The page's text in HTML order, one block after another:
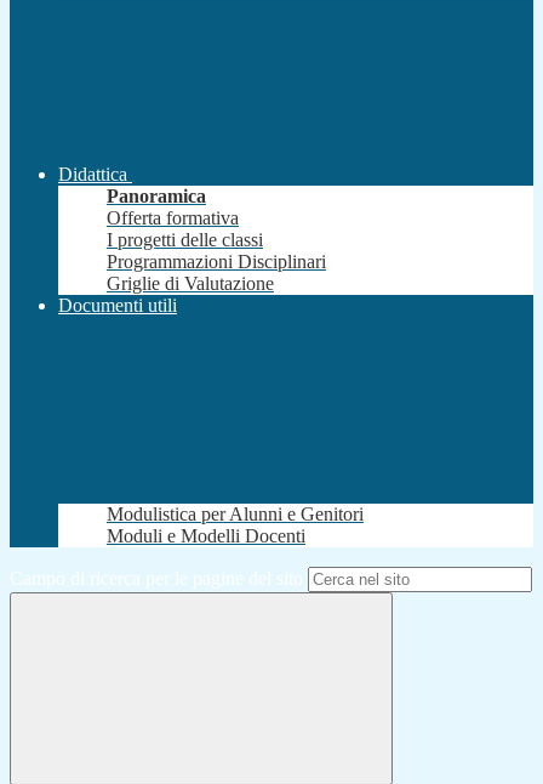
Didattica
Panoramica
Offerta formativa
I progetti delle classi
Programmazioni Disciplinari
Griglie di Valutazione
Documenti utili
Modulistica per Alunni e Genitori
Moduli e Modelli Docenti
Campo di ricerca per le pagine del sito